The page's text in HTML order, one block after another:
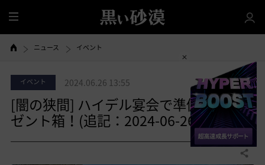
全
体
ニュース イベント
イベント 2024.06.26 13:55
[闇の狭間] ハイデル宴会で準備したプレ
ゼント箱！(追記：2024-06-26 13:55)
共有する